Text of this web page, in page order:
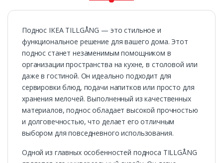
Поднос ІКЕА TILLGÅNG — это стильное и
функциональное решение для вашего дома. Этот
поднос станет незаменимым помощником в
организации пространства на кухне, в столовой или
даже в гостиной. Он идеально подходит для
сервировки блюд, подачи напитков или просто для
хранения мелочей. Выполненный из качественных
материалов, поднос обладает высокой прочностью
и долговечностью, что делает его отличным
выбором для повседневного использования.
Одной из главных особенностей подноса TILLGÅNG